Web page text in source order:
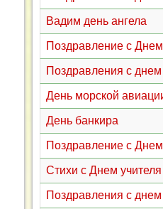
Вадим день ангела
Поздравление с
Поздравления с днем
День морской
День банкира
Поздравление с
Стихи с Днем учителя
Поздравления с днем